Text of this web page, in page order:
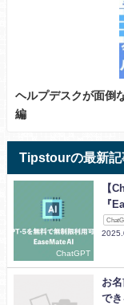
ヘルプデスクが面倒
編
Tipstourの最新記
ChatGPT
【
『
お
で